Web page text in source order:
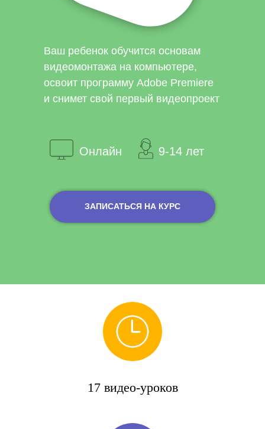
Ваш ребенок обучится основам
видеомонтажа на компьютере,
освоит программу Adobe Premiere
и снимет свой первый видеопроект
Онлайн 9-14 лет
ЗАПИСАТЬСЯ НА КУРС
17 видео-уроков